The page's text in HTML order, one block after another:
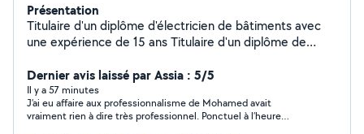
Présentation
Titulaire d'un diplôme d'électricien de bâtiments avec
une expérience de 15 ans Titulaire d'un diplôme de
serrurier (Remplacement des poignées,des
serrures,cylindre ....ect) Devis,conseil et déplacement
gratuit Mon intervention consiste a réparer ou a la mise
en marche des appareils
Dernier avis laissé par Assia : 5/5
Il y a 57 minutes
J’ai eu affaire aux professionnalisme de Mohamed avait
vraiment rien à dire très professionnel. Ponctuel à l’heure